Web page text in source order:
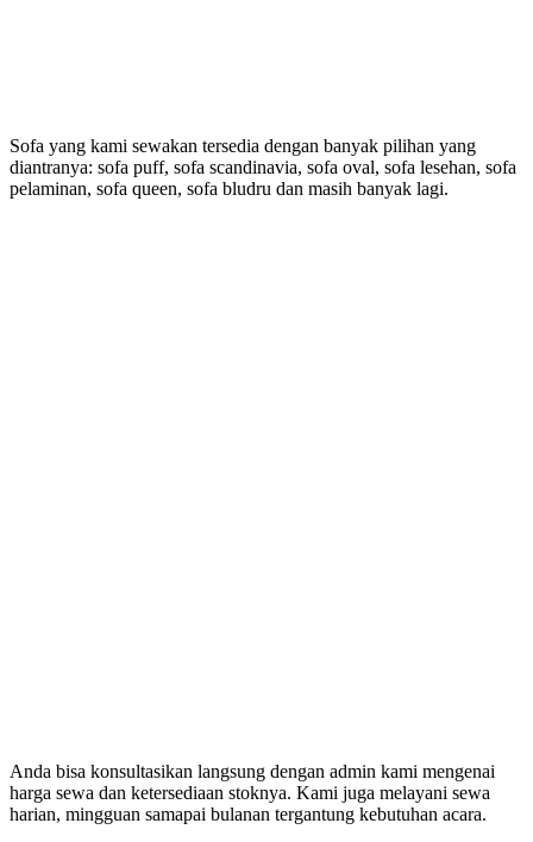
Sofa yang kami sewakan tersedia dengan banyak pilihan yang
diantranya: sofa puff, sofa scandinavia, sofa oval, sofa lesehan, sofa
pelaminan, sofa queen, sofa bludru dan masih banyak lagi.
Anda bisa konsultasikan langsung dengan admin kami mengenai
harga sewa dan ketersediaan stoknya. Kami juga melayani sewa
harian, mingguan samapai bulanan tergantung kebutuhan acara.